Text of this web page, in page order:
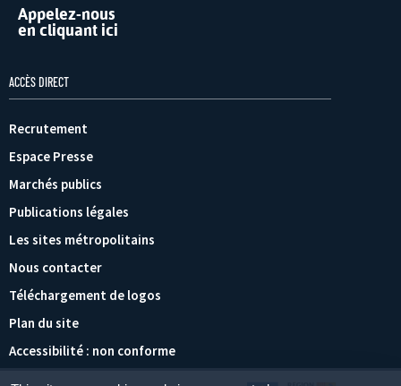
Appelez-nous
en cliquant ici
ACCÈS DIRECT
Recrutement
Espace Presse
Marchés publics
Publications légales
Les sites métropolitains
Nous contacter
Téléchargement de logos
Plan du site
Accessibilité : non conforme